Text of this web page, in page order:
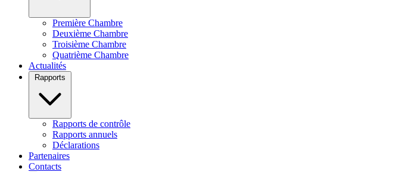
Première Chambre
Deuxième Chambre
Troisième Chambre
Quatrième Chambre
Actualités
Rapports de contrôle
Rapports annuels
Déclarations
Partenaires
Contacts